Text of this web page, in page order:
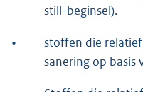
still-beginsel).
•
stoffen die
sanering op basis